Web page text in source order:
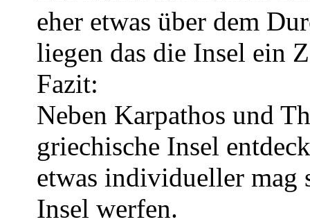
eher etwas über dem
liegen das die Insel ein
Fazit:
Neben Karpathos und
griechische Insel
etwas individueller mag
Insel werfen.